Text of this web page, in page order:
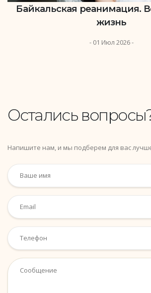
Байкальская реанимация.
жизнь
- 01 Июл 2026 -
Остались
Напишите нам, и мы подберем для вас
Ваше имя
Email
Телефон
Сообщение